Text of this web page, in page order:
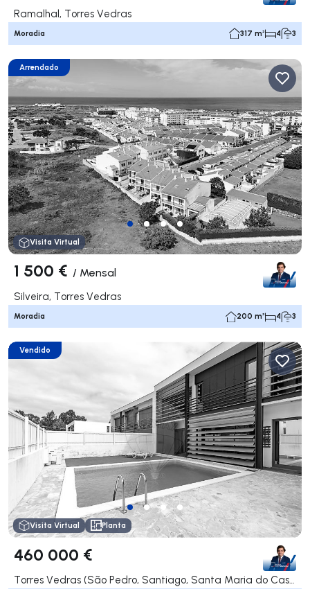
Ramalhal, Torres Vedras
Moradia 317 m² 4 3
Arrendado
Visita Virtual
1 500 € / Mensal
Silveira, Torres Vedras
Moradia 200 m² 4 3
Vendido
Visita Virtual Planta
460 000 €
Torres Vedras (São Pedro, Santiago, Santa Maria do Castelo e São Miguel) e Matacães, Torres Vedras